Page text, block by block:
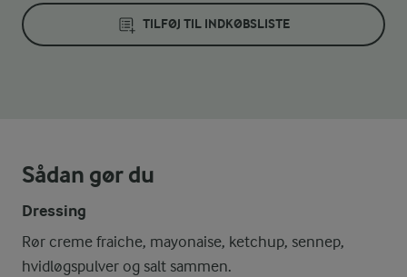
TILFØJ TIL INDKØBSLISTE
Sådan gør du
Dressing
Rør creme fraiche, mayonaise, ketchup, sennep,
hvidløgspulver og salt sammen.